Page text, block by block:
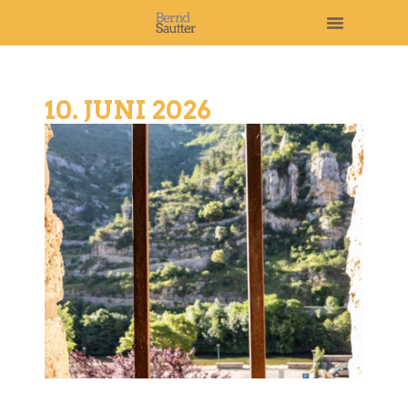
10. JUNI 2026